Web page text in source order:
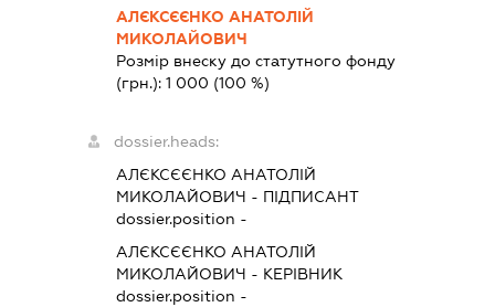
АЛЄКСЄЄНКО АНАТОЛІЙ
МИКОЛАЙОВИЧ
Розмір внеску до статутного фонду
(грн.):1 000 (100 %)
dossier.heads:
АЛЄКСЄЄНКО АНАТОЛІЙ
МИКОЛАЙОВИЧ - ПІДПИСАНТ
dossier.position -
АЛЄКСЄЄНКО АНАТОЛІЙ
МИКОЛАЙОВИЧ - КЕРІВНИК
dossier.position -